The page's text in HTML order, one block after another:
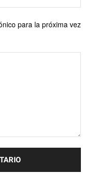
para la próxima vez